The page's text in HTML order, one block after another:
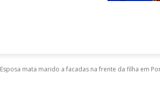
Esposa mata marido a facadas na frente da filha em